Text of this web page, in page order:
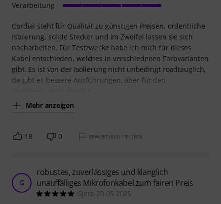
Cordial steht für Qualität zu günstigen Preisen, ordentliche
Isolierung, solide Stecker und im Zweifel lassen sie sich
nacharbeiten. Für Testzwecke habe ich mich für dieses
Kabel entschieden, welches in verschiedenen Farbvarianten
gibt. Es ist von der Isolierung nicht unbedingt roadtauglich,
da gibt es bessere Ausführungen, aber für den
Mehr anzeigen
Verarbeitung
18 0 BEWERTUNG MELDEN
G
robustes, zuverlässiges und klanglich
unauffälliges Mikrofonkabel zum fairen Preis
Gjero 20.05.2025